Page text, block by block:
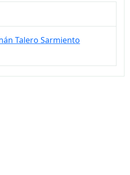
Talero Sarmiento